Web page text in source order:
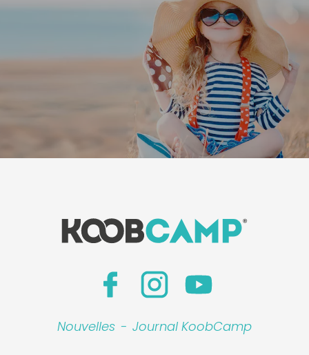
Nouvelles - Journal KoobCamp